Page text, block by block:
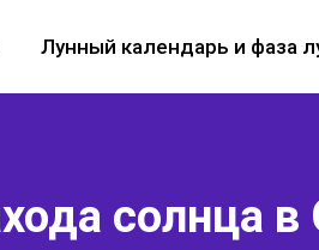
Лунный календарь и фаза
солнца в